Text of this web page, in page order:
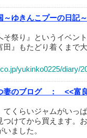
～ゆきんこプーの日記
そ祭り』というイベン
田』もたどり着くまで
yukinko0225/diary/
妻のブログ ：
<<富
てくらいジャムがいっ
つけてから買えます。
ました。